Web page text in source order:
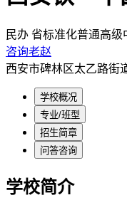
民办 省标准化普通高级
咨询老赵
西安市碑林区太乙路街
学校概况
专业/班型
招生简章
问答咨询
学校简介